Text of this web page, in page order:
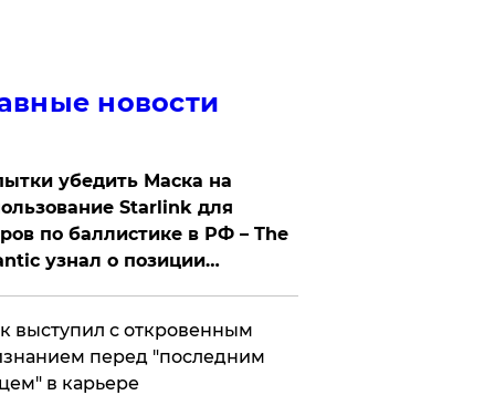
новости
убедить Маска на
Starlink для
по баллистике в РФ – The
узнал о позиции
выступил с откровенным
перед "последним
в карьере